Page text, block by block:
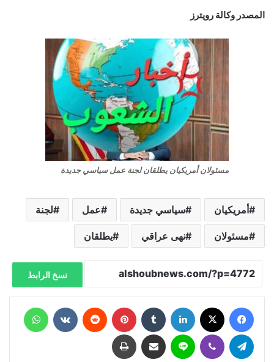
المصدر وكالة رويترز
مسئولان أمريكيان يطلقان لجنة عمل سياسي جديدة
أمريكيان سياسي جديدة عمل لجنة
مسئولان نهى عراقي يطلقان
نسخ الرابط